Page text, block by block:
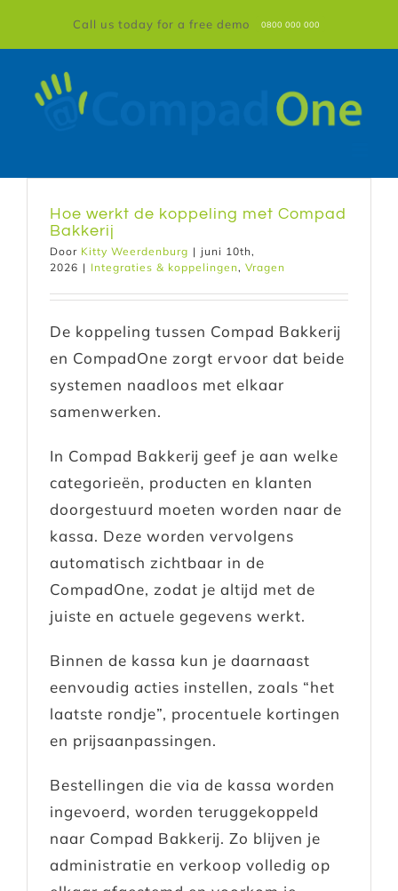
springen
Call us today for a free demo 0800 000 000
Hoe werkt de koppeling met Compad
Bakkerij
Door Kitty Weerdenburg | juni 10th,
2026 | Integraties & koppelingen, Vragen
De koppeling tussen Compad Bakkerij
en CompadOne zorgt ervoor dat beide
systemen naadloos met elkaar
samenwerken.
In Compad Bakkerij geef je aan welke
categorieën, producten en klanten
doorgestuurd moeten worden naar de
kassa. Deze worden vervolgens
automatisch zichtbaar in de
CompadOne, zodat je altijd met de
juiste en actuele gegevens werkt.
Binnen de kassa kun je daarnaast
eenvoudig acties instellen, zoals “het
laatste rondje”, procentuele kortingen
en prijsaanpassingen.
Bestellingen die via de kassa worden
ingevoerd, worden teruggekoppeld
naar Compad Bakkerij. Zo blijven je
administratie en verkoop volledig op